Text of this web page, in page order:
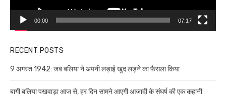
00:00 07:17
RECENT POSTS
9 अगस्त 1942: जब बलिया ने अपनी लड़ाई खुद लड़ने का फैसला किया
बागी बलिया पखवाड़ा आज से, हर दिन सामने आएगी आजादी के संघर्ष की एक कहानी